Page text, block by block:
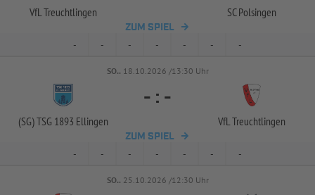
VfL Treuchtlingen SC Polsingen
ZUM SPIEL
- - - - - - -
SO.. 18.10.2026 /13:30 Uhr
(SG) TSG 1893 Ellingen
- : -
VfL Treuchtlingen
ZUM SPIEL
- - - - - - -
SO.. 25.10.2026 /12:30 Uhr